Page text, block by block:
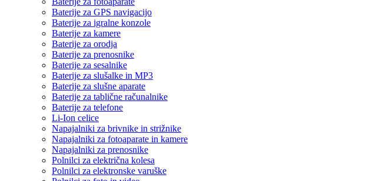
Baterije za GPS navigacijo
Baterije za igralne konzole
Baterije za kamere
Baterije za orodja
Baterije za prenosnike
Baterije za sesalnike
Baterije za slušalke in MP3
Baterije za slušne aparate
Baterije za tablične računalnike
Baterije za telefone
Li-Ion celice
Napajalniki za brivnike in strižnike
Napajalniki za fotoaparate in kamere
Napajalniki za prenosnike
Polnilci za električna kolesa
Polnilci za elektronske varuške